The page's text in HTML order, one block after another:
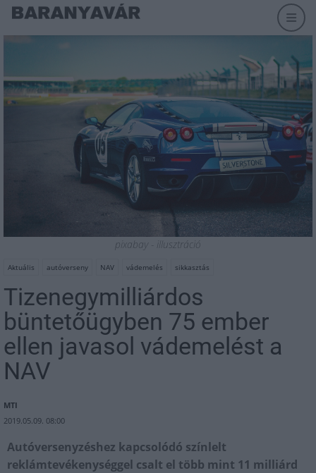
pixabay - illusztráció
Aktuális autóverseny NAV vádemelés sikkasztás
Tizenegymilliárdos
büntetőügyben 75 ember
ellen javasol vádemelést a
NAV
MTI
2019.05.09. 08:00
Autóversenyzéshez kapcsolódó színlelt
reklámtevékenységgel csalt el több mint 11 milliárd